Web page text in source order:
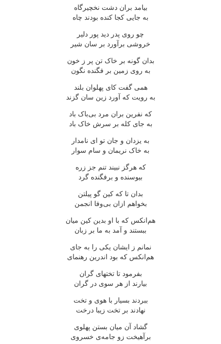
بیامد بران دشت نخچیرگاه
به جایی کجا کنده بودند چاه
چو روی پدر دید پور دلیر
خروشی برآورد بر سان شیر
بدان گونه بر خاک تن پر ز خون
به روی زمین بر فگنده نگون
همی گفت کای پهلوان بلند
به رویت که آورد زین سان گزند
که نفرین بران مرد بی‌باک باد
به جای کله بر سرش خاک باد
به یزدان و جان تو ای نامدار
به خاک نریمان و سام سوار
که هرگز نبیند تنم جز زره
بیوسنده و برفگنده گرد
بدان تا که کین گو پیلتن
بخواهم ازان بی‌وفا انجمن
هم‌انکس که با او بدین کین میان
ببستند و آمد به ما بر زبان
نمانم ز ایشان یکی را به جای
هم‌انکس که بود اندرین رهنمای
بفرمود تا تختهای گران
بیارند از هر سوی در گران
ببردند بسیار با هوی و تخت
نهادند بر تخت زیبا درخت
گشاد آن میان بستن پهلوی
برآهیخت زو جامه‌ی خسروی